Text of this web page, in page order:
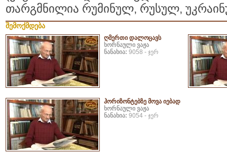
თარგმნილია რუმინულ, რუსულ,
შემოქმდება
ღმერთი დალოცავს
ხორნაული ვაჟა
ნანახია: 9058 - ჯერ
ჰორიზონტებზე მოვა იებად
ხორნაული ვაჟა
ნანახია: 9054 - ჯერ